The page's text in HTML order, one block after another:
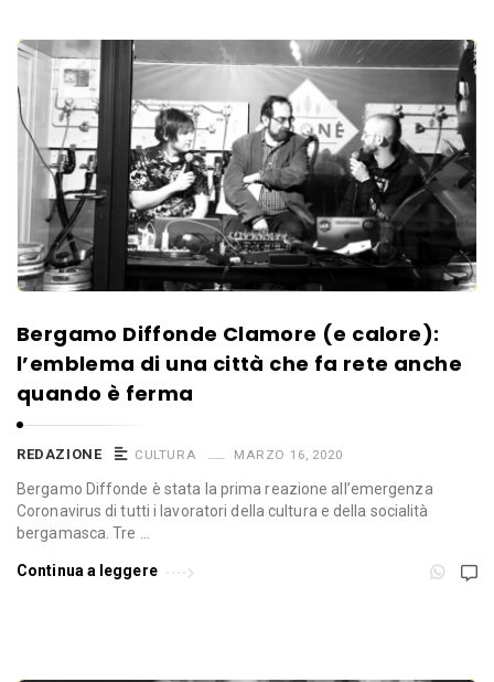
Bergamo Diffonde Clamore (e calore):
l’emblema di una città che fa rete anche
quando è ferma
REDAZIONE CULTURA MARZO 16, 2020
Bergamo Diffonde è stata la prima reazione all’emergenza
Coronavirus di tutti i lavoratori della cultura e della socialità
bergamasca. Tre …
Continua a leggere